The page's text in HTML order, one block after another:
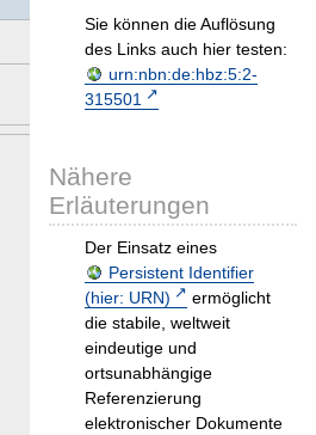
Sie können die Auflösung
des Links auch hier testen:
urn:nbn:de:hbz:5:2-
315501
Nähere
Erläuterungen
Der Einsatz eines
Persistent Identifier
(hier: URN)
ermöglicht
die stabile, weltweit
eindeutige und
ortsunabhängige
Referenzierung
elektronischer Dokumente